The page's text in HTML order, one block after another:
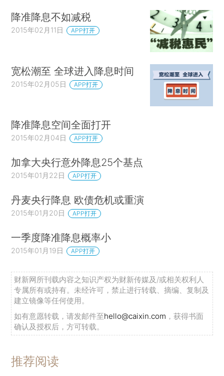
降准降息不如减税
2015年02月11日 APP打开
宽松潮至 全球进入降息时间
2015年02月05日 APP打开
降准降息空间全面打开
2015年02月04日 APP打开
加拿大央行意外降息25个基点
2015年01月22日 APP打开
丹麦央行降息 欧债危机或重演
2015年01月20日 APP打开
一季度降准降息概率小
2015年01月19日 APP打开
财新网所刊载内容之知识产权为财新传媒及/或相关权利人
专属所有或持有。未经许可，禁止进行转载、摘编、复制及
建立镜像等任何使用。
如有意愿转载，请发邮件至hello@caixin.com ，获得书面
确认及授权后，方可转载。
推荐阅读